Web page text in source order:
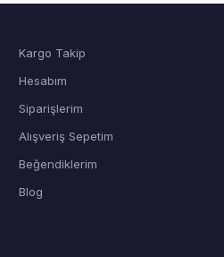
Kargo Takip
Hesabım
Siparişlerim
Alışveriş Sepetim
Beğendiklerim
Blog